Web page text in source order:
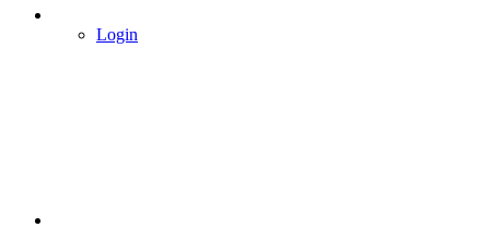
Login